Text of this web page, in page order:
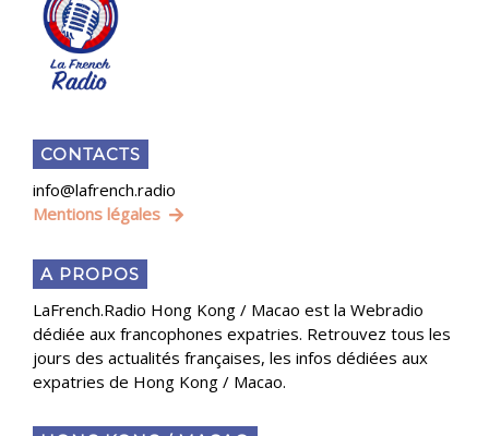
CONTACTS
info@lafrench.radio
Mentions légales
A PROPOS
LaFrench.Radio Hong Kong / Macao est la Webradio
dédiée aux francophones expatries. Retrouvez tous les
jours des actualités françaises, les infos dédiées aux
expatries de Hong Kong / Macao.